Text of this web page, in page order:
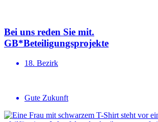
Bei uns reden Sie mit.
GB*Betei­li­gungs­projekte
18. Bezirk
Gute Zukunft